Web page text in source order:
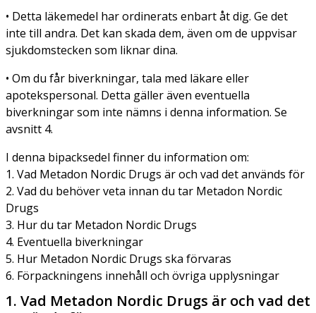
• Detta läkemedel har ordinerats enbart åt dig. Ge det
inte till andra. Det kan skada dem, även om de uppvisar
sjukdomstecken som liknar dina.
• Om du får biverkningar, tala med läkare eller
apotekspersonal. Detta gäller även eventuella
biverkningar som inte nämns i denna information. Se
avsnitt 4.
I denna bipacksedel finner du information om:
1. Vad Metadon Nordic Drugs är och vad det används för
2. Vad du behöver veta innan du tar Metadon Nordic
Drugs
3. Hur du tar Metadon Nordic Drugs
4. Eventuella biverkningar
5. Hur Metadon Nordic Drugs ska förvaras
6. Förpackningens innehåll och övriga upplysningar
1. Vad Metadon Nordic Drugs är och vad det